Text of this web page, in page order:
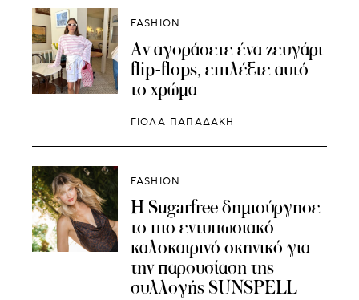
FASHION
Αν αγοράσετε ένα ζευγάρι
flip-flops, επιλέξτε αυτό
το χρώμα
ΓΙΌΛΑ ΠΑΠΑΔΆΚΗ
FASHION
Η Sugarfree δημιούργησε
το πιο εντυπωσιακό
καλοκαιρινό σκηνικό για
την παρουσίαση της
συλλογής SUNSPELL